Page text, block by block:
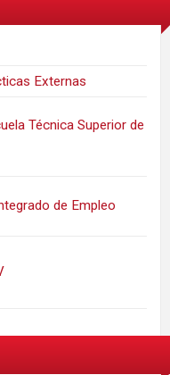
Externas
Técnica Superior de
de Empleo